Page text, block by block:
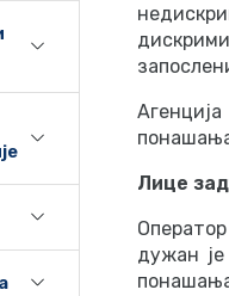
Лице
дужан